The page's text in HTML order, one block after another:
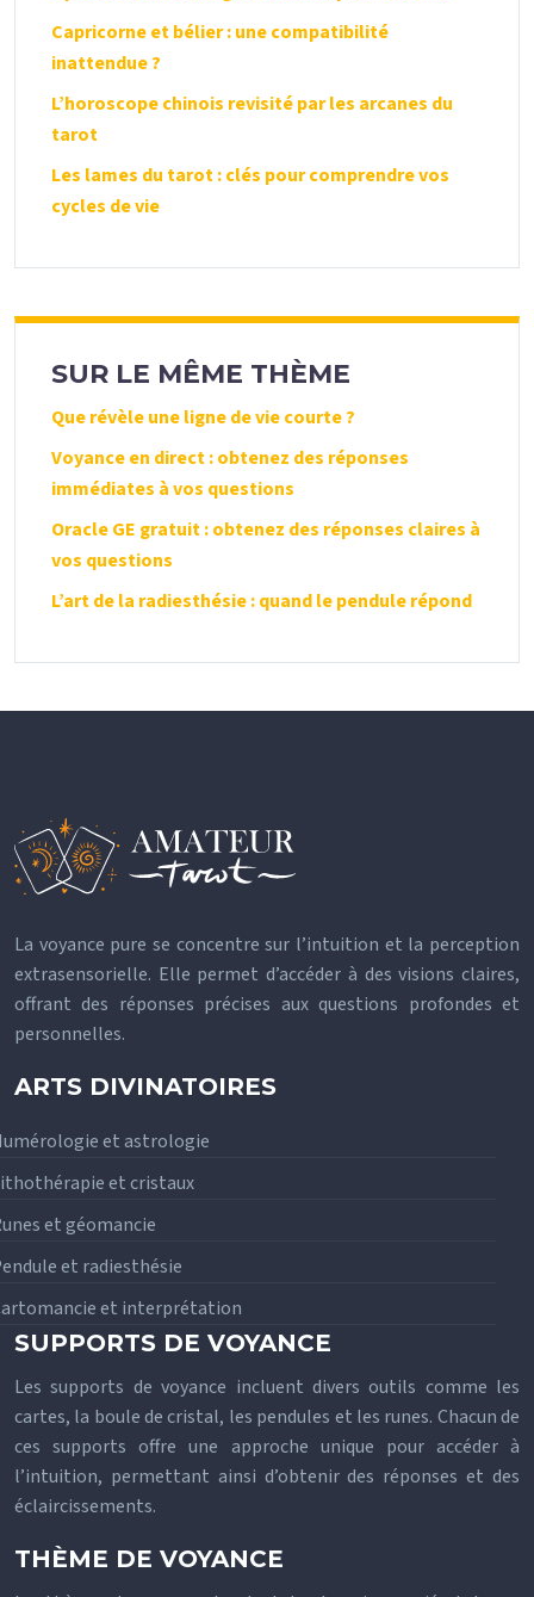
Capricorne et bélier : une compatibilité
inattendue ?
L’horoscope chinois revisité par les arcanes du
tarot
Les lames du tarot : clés pour comprendre vos
cycles de vie
SUR LE MÊME THÈME
Que révèle une ligne de vie courte ?
Voyance en direct : obtenez des réponses
immédiates à vos questions
Oracle GE gratuit : obtenez des réponses claires à
vos questions
L’art de la radiesthésie : quand le pendule répond
La voyance pure se concentre sur l’intuition et la perception
extrasensorielle. Elle permet d’accéder à des visions claires,
offrant des réponses précises aux questions profondes et
personnelles.
ARTS DIVINATOIRES
et astrologie
et cristaux
et géomancie
et radiesthésie
et interprétation
SUPPORTS DE VOYANCE
Les supports de voyance incluent divers outils comme les
cartes, la boule de cristal, les pendules et les runes. Chacun de
ces supports offre une approche unique pour accéder à
l’intuition, permettant ainsi d’obtenir des réponses et des
éclaircissements.
THÈME DE VOYANCE